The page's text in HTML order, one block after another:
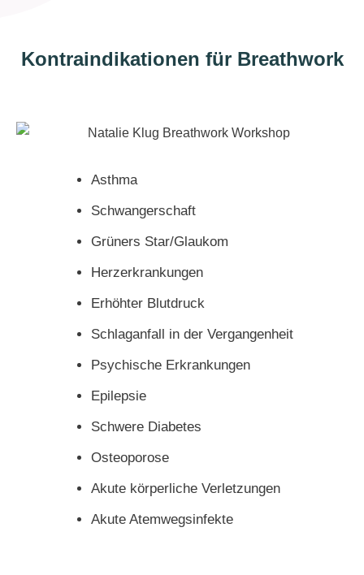
Kontraindikationen für Breathwork
Asthma
Schwangerschaft
Grüners Star/Glaukom
Herzerkrankungen
Erhöhter Blutdruck
Schlaganfall in der Vergangenheit
Psychische Erkrankungen
Epilepsie
Schwere Diabetes
Osteoporose
Akute körperliche Verletzungen
Akute Atemwegsinfekte